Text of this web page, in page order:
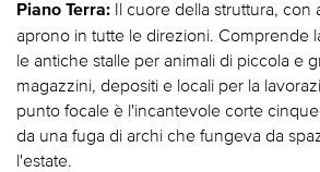
Piano Terra: Il cuore della struttura, con
aprono in tutte le direzioni. Comprende
le antiche stalle per animali di piccola e
magazzini, depositi e locali per la
punto focale è l'incantevole corte
da una fuga di archi che fungeva da
l'estate.